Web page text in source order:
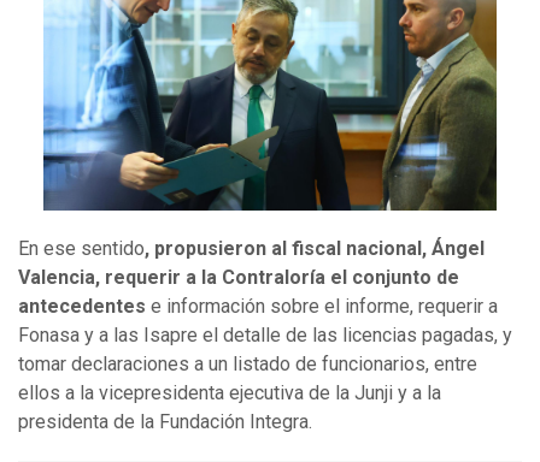
En ese sentido, propusieron al fiscal nacional, Ángel
Valencia, requerir a la Contraloría el conjunto de
antecedentes e información sobre el informe, requerir a
Fonasa y a las Isapre el detalle de las licencias pagadas, y
tomar declaraciones a un listado de funcionarios, entre
ellos a la vicepresidenta ejecutiva de la Junji y a la
presidenta de la Fundación Integra.